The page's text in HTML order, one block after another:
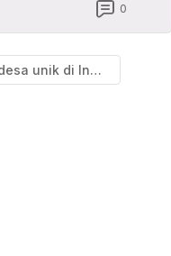
0
desa unik di Indonesia